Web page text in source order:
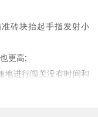
砖块抬起手指发射小
更高;
地进行闯关没有时间和